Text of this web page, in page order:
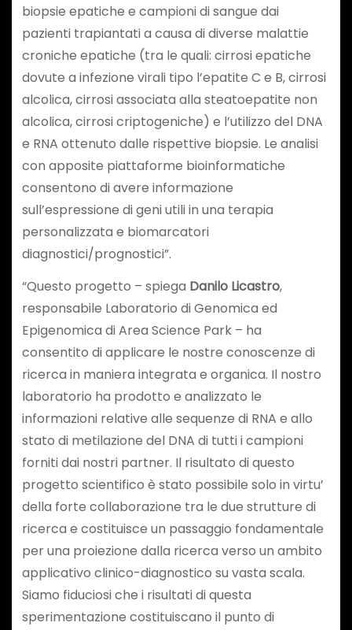
biopsie epatiche e campioni di sangue dai
pazienti trapiantati a causa di diverse malattie
croniche epatiche (tra le quali: cirrosi epatiche
dovute a infezione virali tipo l’epatite C e B, cirrosi
alcolica, cirrosi associata alla steatoepatite non
alcolica, cirrosi criptogeniche) e l’utilizzo del DNA
e RNA ottenuto dalle rispettive biopsie. Le analisi
con apposite piattaforme bioinformatiche
consentono di avere informazione
sull’espressione di geni utili in una terapia
personalizzata e biomarcatori
diagnostici/prognostici”.
“Questo progetto – spiega Danilo Licastro,
responsabile Laboratorio di Genomica ed
Epigenomica di Area Science Park – ha
consentito di applicare le nostre conoscenze di
ricerca in maniera integrata e organica. Il nostro
laboratorio ha prodotto e analizzato le
informazioni relative alle sequenze di RNA e allo
stato di metilazione del DNA di tutti i campioni
forniti dai nostri partner. Il risultato di questo
progetto scientifico è stato possibile solo in virtu’
della forte collaborazione tra le due strutture di
ricerca e costituisce un passaggio fondamentale
per una proiezione dalla ricerca verso un ambito
applicativo clinico-diagnostico su vasta scala.
Siamo fiduciosi che i risultati di questa
sperimentazione costituiscano il punto di